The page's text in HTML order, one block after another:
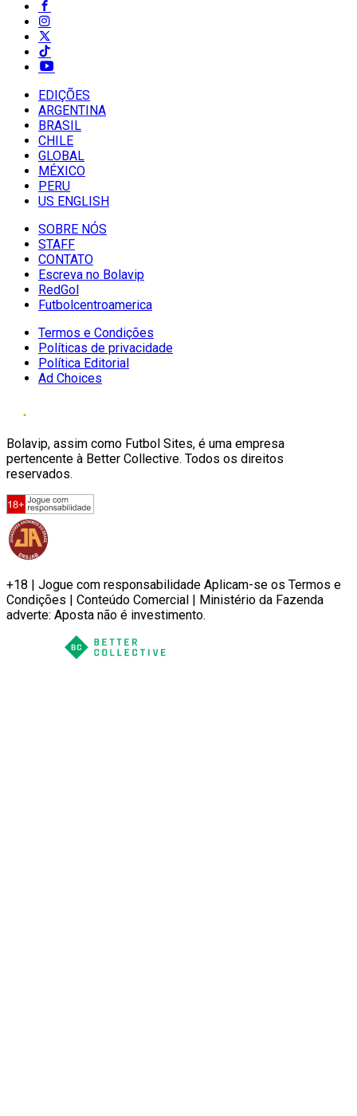
EDIÇÕES
ARGENTINA
BRASIL
CHILE
GLOBAL
MÉXICO
PERU
US ENGLISH
SOBRE NÓS
STAFF
CONTATO
Escreva no Bolavip
RedGol
Futbolcentroamerica
Termos e Condições
Políticas de privacidade
Política Editorial
Ad Choices
Bolavip, assim como Futbol Sites, é uma empresa
pertencente à Better Collective. Todos os direitos
reservados.
+18 | Jogue com responsabilidade Aplicam-se os Termos e
Condições | Conteúdo Comercial | Ministério da Fazenda
adverte: Aposta não é investimento.